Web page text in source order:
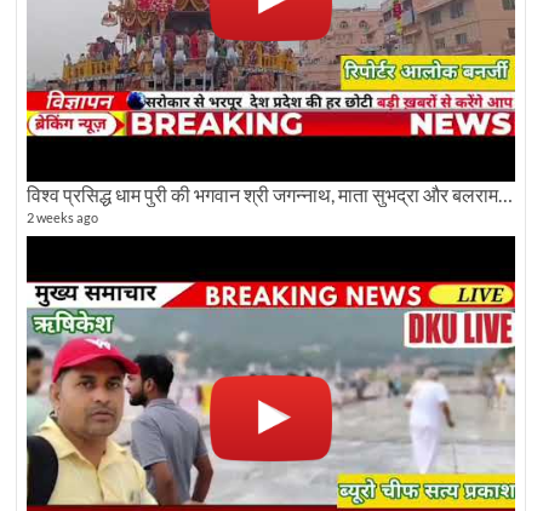
विश्व प्रसिद्ध धाम पुरी की भगवान श्री जगन्नाथ, माता सुभद्रा और बलराम जी की भव्य शोभा यात्रा देखिए
2 weeks ago